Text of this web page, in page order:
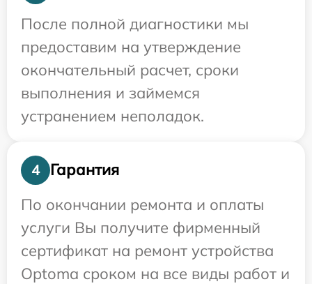
После полной диагностики мы
предоставим на утверждение
окончательный расчет, сроки
выполнения и займемся
устранением неполадок.
4
Гарантия
По окончании ремонта и оплаты
услуги Вы получите фирменный
сертификат на ремонт устройства
Optoma сроком на все виды работ и